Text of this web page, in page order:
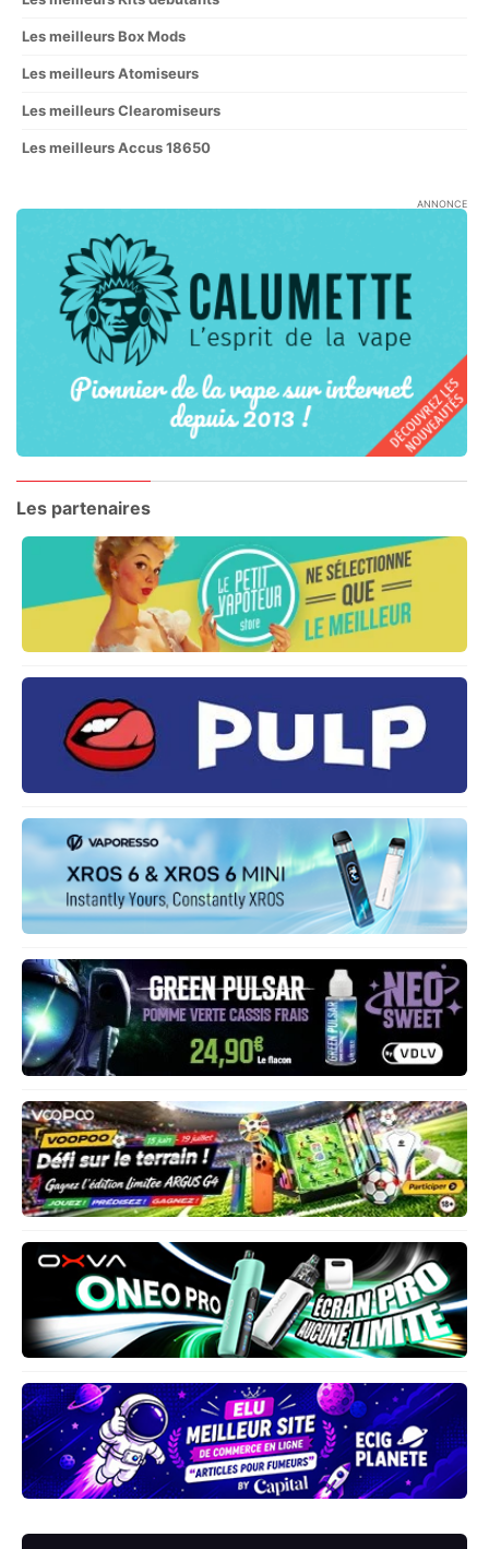
Les meilleurs Box Mods
Les meilleurs Atomiseurs
Les meilleurs Clearomiseurs
Les meilleurs Accus 18650
ANNONCE
Les partenaires